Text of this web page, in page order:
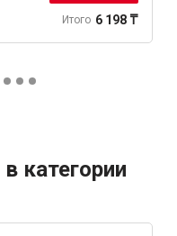
Итого 6 198 ₸
категории